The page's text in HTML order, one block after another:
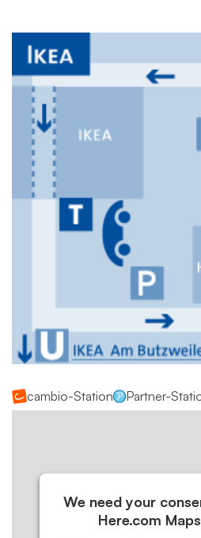
cambio-Station Partner-
We need your
Here.com